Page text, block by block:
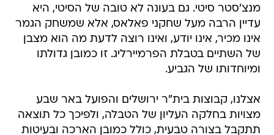
מנצ'סטר סיטי. גם בעונה לא טובה של הסיטי, היא
עדיין הרבה מעל שחקני פאלאס, אלא שמשחק הגמר
אינו מכיר, אינו יודע, ואינו רוצה לדעת מה הוא מצבן
של השתיים בטבלת הפרמיירליג. זו כמובן גדולתו
ומיוחדותו של הגביע.
אצלנו, קבוצות בית"ר ירושלים והפועל באר שבע
מצויות בחלקה העליון של הטבלה, ולפיכך כל תוצאה
תתקבל בצורה טבעית, כולל כמובן הארכה ובעיטות